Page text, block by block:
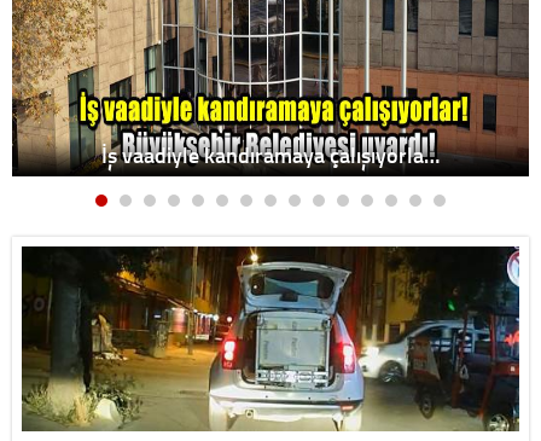
İş vaadiyle kandıramaya çalışıyorla…